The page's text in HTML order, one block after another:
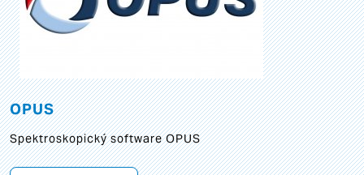
OPUS
Spektroskopický software OPUS